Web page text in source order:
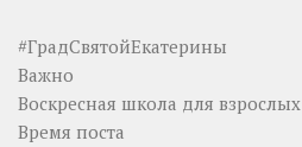
#ГрадСвятойЕкатерины
Важно
Воскресная школа для взрослых
Время поста